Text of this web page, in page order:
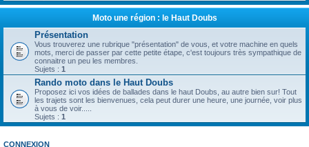
Moto une région : le Haut Doubs
Présentation
Vous trouverez une rubrique "présentation" de vous, et votre machine en quels
mots, merci de passer par cette petite étape, c'est toujours très sympathique de
connaitre un peu les membres.
Sujets : 1
Rando moto dans le Haut Doubs
Proposez ici vos idées de ballades dans le haut Doubs, au autre bien sur! Tout
les trajets sont les bienvenues, cela peut durer une heure, une journée, voir plus
à vous de voir.....
Sujets : 1
CONNEXION